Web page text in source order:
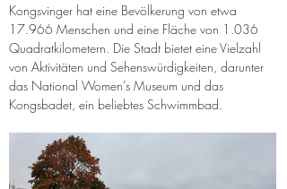
Kongsvinger hat eine Bevölkerung von etwa
17.966 Menschen und eine Fläche von 1.036
Quadratkilometern. Die Stadt bietet eine Vielzahl
von Aktivitäten und Sehenswürdigkeiten, darunter
das National Women’s Museum und das
Kongsbadet, ein beliebtes Schwimmbad.